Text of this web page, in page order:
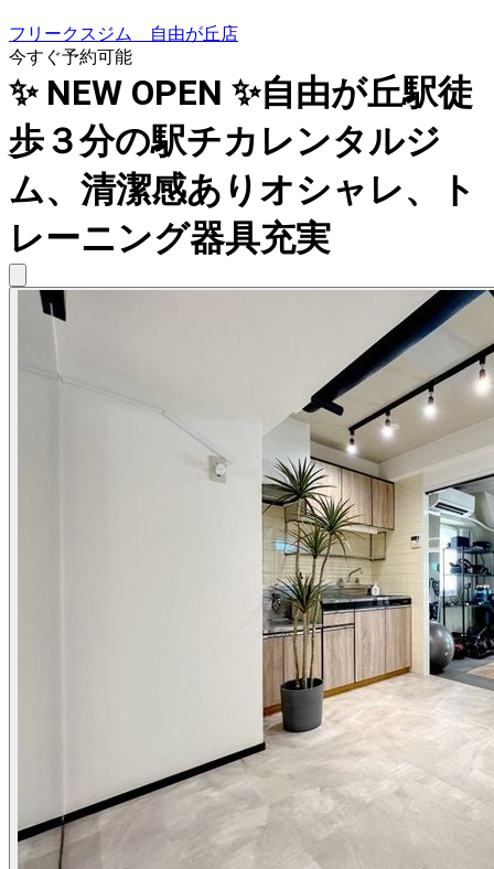
フリークスジム 自由が丘店
今すぐ予約可能
✨ NEW OPEN ✨自由が丘駅徒
歩３分の駅チカレンタルジ
ム、清潔感ありオシャレ、ト
レーニング器具充実